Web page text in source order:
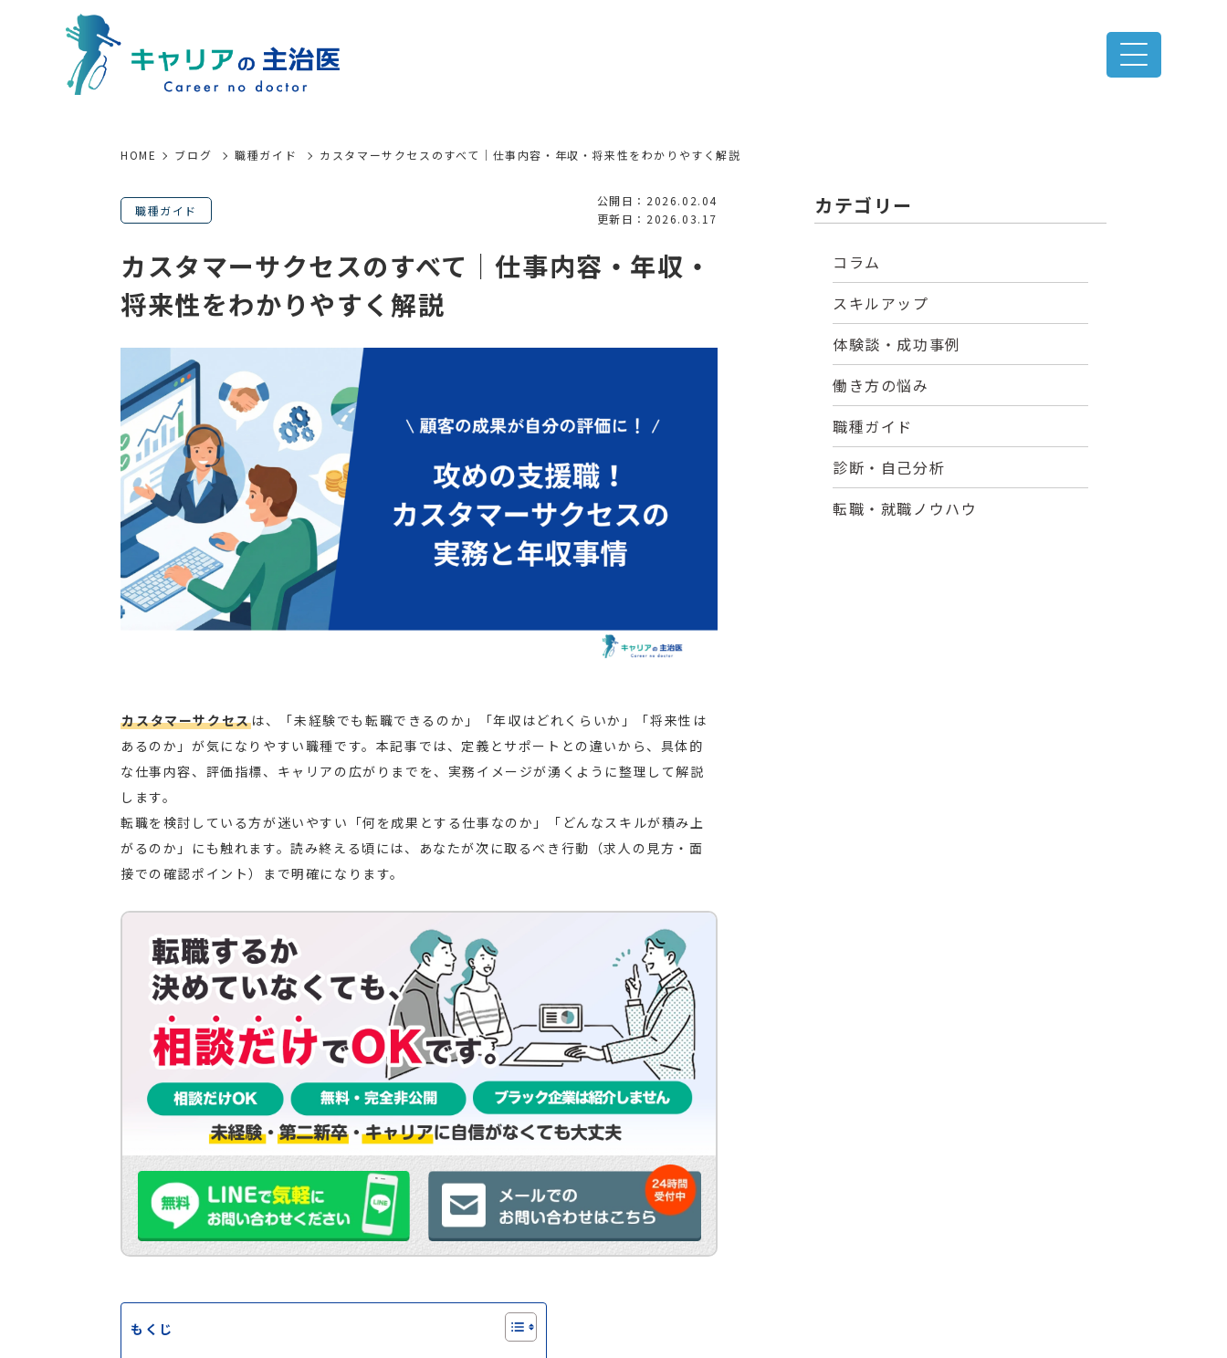
HOME ブログ 職種ガイド カスタマーサクセスのすべて｜仕事内容・年収・将来性をわかりやすく解説
職種ガイド
公開日：2026.02.04
更新日：2026.03.17
カスタマーサクセスのすべて｜仕事内容・年収・
将来性をわかりやすく解説
カスタマーサクセスは、「未経験でも転職できるのか」「年収はどれくらいか」「将来性は
あるのか」が気になりやすい職種です。本記事では、定義とサポートとの違いから、具体的
な仕事内容、評価指標、キャリアの広がりまでを、実務イメージが湧くように整理して解説
します。
転職を検討している方が迷いやすい「何を成果とする仕事なのか」「どんなスキルが積み上
がるのか」にも触れます。読み終える頃には、あなたが次に取るべき行動（求人の見方・面
接での確認ポイント）まで明確になります。
もくじ
カテゴリー
コラム
スキルアップ
体験談・成功事例
働き方の悩み
職種ガイド
診断・自己分析
転職・就職ノウハウ